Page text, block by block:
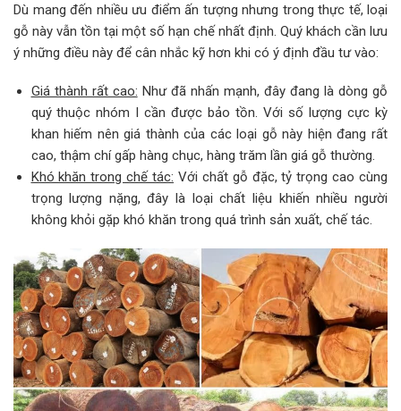
Dù mang đến nhiều ưu điểm ấn tượng nhưng trong thực tế, loại
gỗ này vẫn tồn tại một số hạn chế nhất định. Quý khách cần lưu
ý những điều này để cân nhắc kỹ hơn khi có ý định đầu tư vào:
Giá thành rất cao: Như đã nhấn mạnh, đây đang là dòng gỗ
quý thuộc nhóm I cần được bảo tồn. Với số lượng cực kỳ
khan hiếm nên giá thành của các loại gỗ này hiện đang rất
cao, thậm chí gấp hàng chục, hàng trăm lần giá gỗ thường.
Khó khăn trong chế tác: Với chất gỗ đặc, tỷ trọng cao cùng
trọng lượng nặng, đây là loại chất liệu khiến nhiều người
không khỏi gặp khó khăn trong quá trình sản xuất, chế tác.